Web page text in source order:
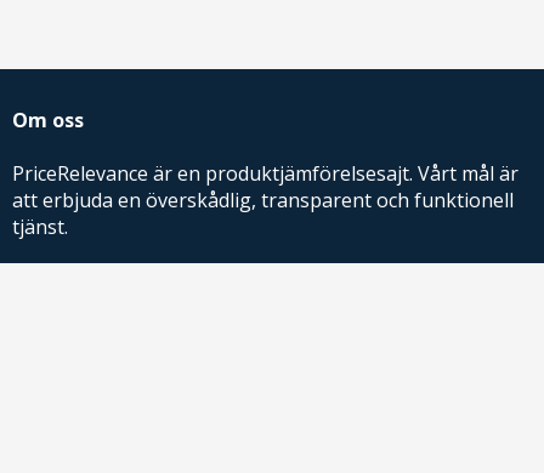
Om oss
PriceRelevance är en produktjämförelsesajt. Vårt mål är
att erbjuda en överskådlig, transparent och funktionell
tjänst.
PriceRelevance ägs och drivs av AdRelevance Sverige AB.